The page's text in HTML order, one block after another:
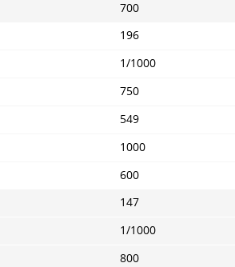
700
196
1/1000
750
549
1000
600
147
1/1000
800